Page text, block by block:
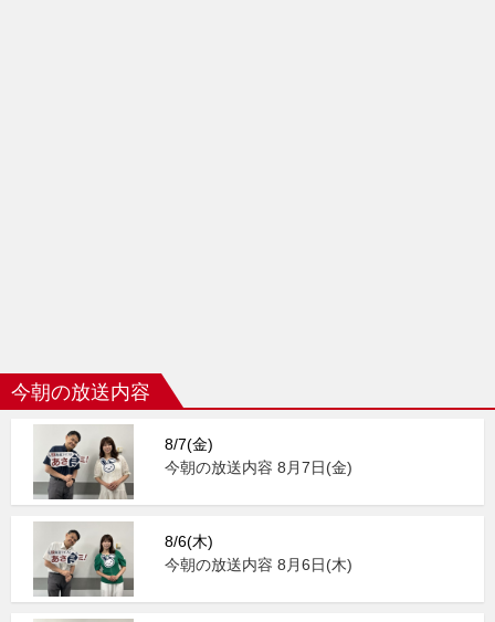
今朝の放送内容
8/7(金)
今朝の放送内容 8月7日(金)
8/6(木)
今朝の放送内容 8月6日(木)